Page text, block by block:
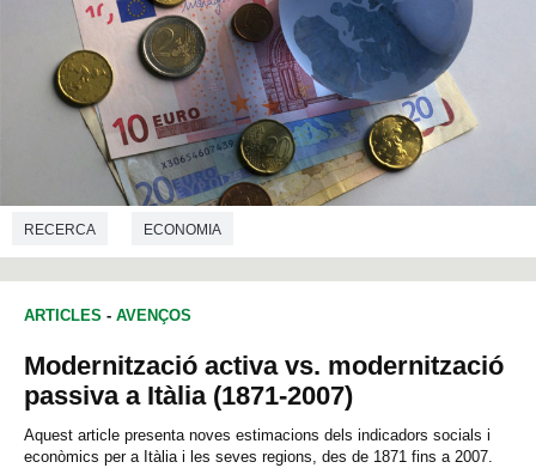
RECERCA ECONOMIA
ARTICLES - AVENÇOS
Modernització activa vs. modernització
passiva a Itàlia (1871-2007)
Aquest article presenta noves estimacions dels indicadors socials i
econòmics per a Itàlia i les seves regions, des de 1871 fins a 2007.